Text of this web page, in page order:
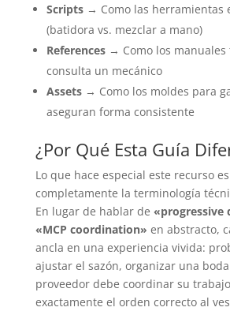
Scripts→ Como las herramientas
(batidora vs. mezclar a mano)
References→ Como los manuales
consulta un mecánico
Assets→ Como los moldes para
aseguran forma consistente
¿Por Qué Esta Guía
Lo que hace especial este recurso
completamente la terminología
En lugar de hablar de «progressive
«MCP coordination» en abstracto,
ancla en una experiencia vivida:
ajustar el sazón, organizar una
proveedor debe coordinar su
exactamente el orden correcto al